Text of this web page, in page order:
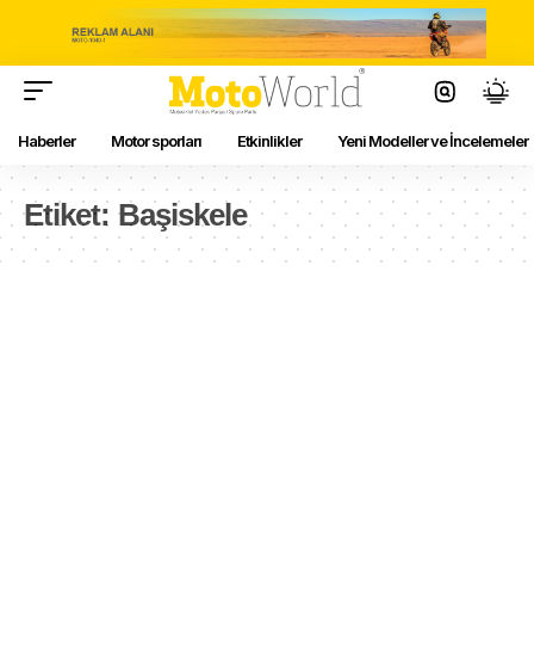
Haberler Motor sporları Etkinlikler Yeni Modeller ve İncelemeler
Etiket: Başiskele